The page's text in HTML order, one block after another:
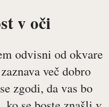
v oči
odvisni od okvare
več dobro
zgodi, da vas bo